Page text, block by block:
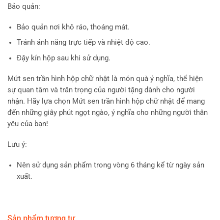
Bảo quản:
Bảo quản nơi khô ráo, thoáng mát.
Tránh ánh nắng trực tiếp và nhiệt độ cao.
Đậy kín hộp sau khi sử dụng.
Mứt sen trần hình hộp chữ nhật là món quà ý nghĩa, thể hiện
sự quan tâm và trân trọng của người tặng dành cho người
nhận. Hãy lựa chọn Mứt sen trần hình hộp chữ nhật để mang
đến những giây phút ngọt ngào, ý nghĩa cho những người thân
yêu của bạn!
Lưu ý:
Nên sử dụng sản phẩm trong vòng 6 tháng kể từ ngày sản
xuất.